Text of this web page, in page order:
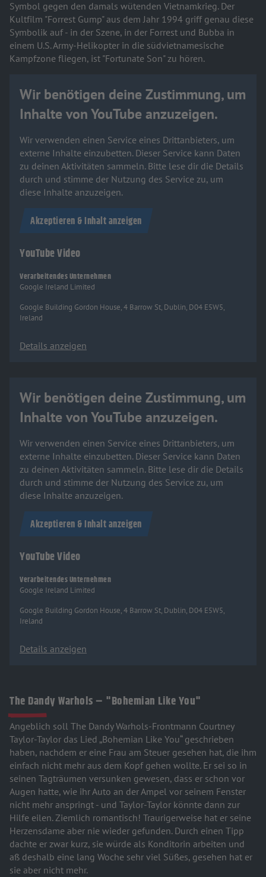
Symbol gegen den damals wütenden Vietnamkrieg. Der
Kultfilm "Forrest Gump" aus dem Jahr 1994 griff genau diese
Symbolik auf - in der Szene, in der Forrest und Bubba in
einem U.S. Army-Helikopter in die südvietnamesische
Kampfzone fliegen, ist "Fortunate Son" zu hören.
Wir benötigen deine Zustimmung, um
Inhalte von YouTube anzuzeigen.
Wir verwenden einen Service eines Drittanbieters, um
externe Inhalte einzubetten. Dieser Service kann Daten
zu deinen Aktivitäten sammeln. Bitte lese dir die Details
durch und stimme der Nutzung des Service zu, um
diese Inhalte anzuzeigen.
Akzeptieren & Inhalt anzeigen
YouTube Video
Verarbeitendes Unternehmen
Google Ireland Limited
Google Building Gordon House, 4 Barrow St, Dublin, D04 E5W5,
Ireland
Details anzeigen
Wir benötigen deine Zustimmung, um
Inhalte von YouTube anzuzeigen.
Wir verwenden einen Service eines Drittanbieters, um
externe Inhalte einzubetten. Dieser Service kann Daten
zu deinen Aktivitäten sammeln. Bitte lese dir die Details
durch und stimme der Nutzung des Service zu, um
diese Inhalte anzuzeigen.
Akzeptieren & Inhalt anzeigen
YouTube Video
Verarbeitendes Unternehmen
Google Ireland Limited
Google Building Gordon House, 4 Barrow St, Dublin, D04 E5W5,
Ireland
Details anzeigen
The Dandy Warhols – "Bohemian Like You"
Angeblich soll The Dandy Warhols-Frontmann Courtney
Taylor-Taylor das Lied „Bohemian Like You“ geschrieben
haben, nachdem er eine Frau am Steuer gesehen hat, die ihm
einfach nicht mehr aus dem Kopf gehen wollte. Er sei so in
seinen Tagträumen versunken gewesen, dass er schon vor
Augen hatte, wie ihr Auto an der Ampel vor seinem Fenster
nicht mehr anspringt - und Taylor-Taylor könnte dann zur
Hilfe eilen. Ziemlich romantisch! Traurigerweise hat er seine
Herzensdame aber nie wieder gefunden. Durch einen Tipp
dachte er zwar kurz, sie würde als Konditorin arbeiten und
aß deshalb eine lang Woche sehr viel Süßes, gesehen hat er
sie aber nicht mehr.